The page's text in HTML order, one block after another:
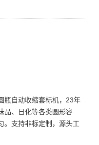
瓶自动收缩套标机，23年
品、日化等各类圆形容
。支持非标定制，源头工